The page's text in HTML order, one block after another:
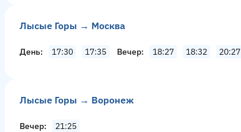
Лысые Горы → Москва
День 17:30 17:35 Вечер 18:27 18:32 20:27
Лысые Горы → Воронеж
Вечер 21:25